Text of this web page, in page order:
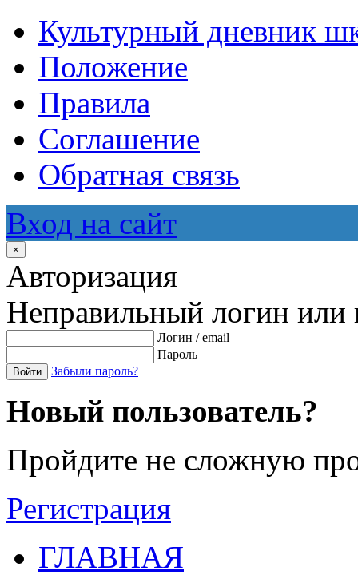
Культурный дневник
Положение
Правила
Соглашение
Обратная связь
Вход на сайт
×
Авторизация
Неправильный логин или
Логин / email
Пароль
Войти Забыли пароль?
Новый пользователь?
Пройдите не сложную
Регистрация
ГЛАВНАЯ